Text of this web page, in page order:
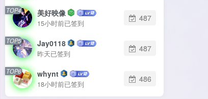
TOP4 美好映像
15小时前已签到
487
TOP5 Jay0118
昨天已签到
487
TOP6 whynt
18小时前已签到
486